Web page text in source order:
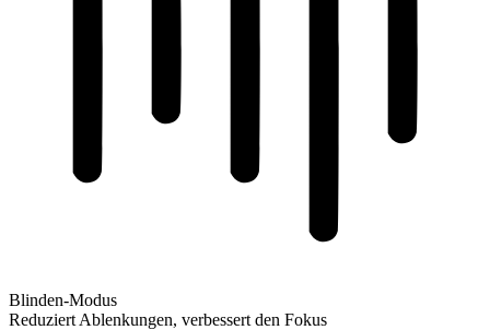
Blinden-Modus
Reduziert Ablenkungen, verbessert den Fokus